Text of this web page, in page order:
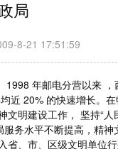
局
8-21 17:51:59
年邮电分营以来
20% 的快速增长。
明建设工作， 坚持“人
务水平不断提高，精
、市、区级文明单位